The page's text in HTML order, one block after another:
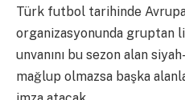
Türk futbol tarihinde
organizasyonunda gruptan
unvanını bu sezon alan
mağlup olmazsa başka